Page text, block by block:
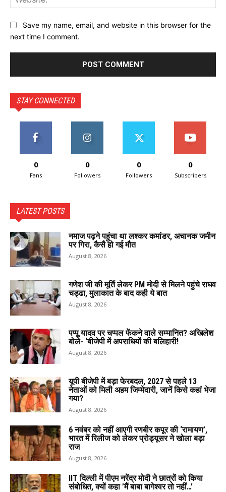
Save my name, email, and website in this browser for the
next time I comment.
STAY CONNECTED
0
Fans
0
Followers
0
Followers
0
Subscribers
LATEST POSTS
नमाज पढ़ने पहुंचा था लश्कर कमांडर, अचानक जमीन
पर गिरा, कैसै हो गई मौत
August 8, 2026
गणेश जी की मूर्ति लेकर PM मोदी से मिलने पहुंचे राघव
चड्ढा, मुलाकात के बाद कही ये बात
August 8, 2026
पप्पू यादव पर चप्पल फेंकने वाले सम्मानित? अखिलेश
बोले- ‘बीजेपी में अपराधियों की बलिहारी!
August 8, 2026
यूपी बीजेपी में बड़ा फेरबदल, 2027 से पहले 13
नेताओं को मिली अहम जिम्मेदारी, जानें किसे कहां भेजा
गया?
August 8, 2026
6 नवंबर को नहीं आएगी रणबीर कपूर की ‘रामायण’,
भारत में रिलीज को लेकर प्रोड्यूसर ने खोला बड़ा
राज
August 8, 2026
IIT दिल्ली में पीएम नरेंद्र मोदी ने छात्रों को किया
संबोधित, क्यों कहा ’मैं बाबा बागेश्वर तो नहीं…’